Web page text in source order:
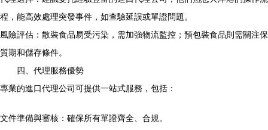
程，能高效處理突發事件，如查驗延誤或單證問題。
風險評估：散裝食品易受污染，需加強物流監控；預包裝食品則需關注保
質期和儲存條件。
四、代理服務優勢
專業的進口代理公司可提供一站式服務，包括：
文件準備與審核：確保所有單證齊全、合規。